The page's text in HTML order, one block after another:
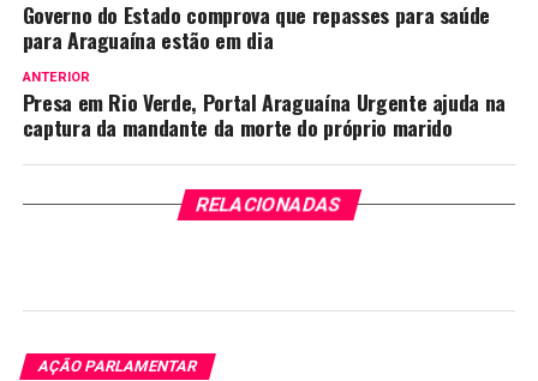
Governo do Estado comprova que repasses para saúde
para Araguaína estão em dia
ANTERIOR
Presa em Rio Verde, Portal Araguaína Urgente ajuda na
captura da mandante da morte do próprio marido
RELACIONADAS
AÇÃO PARLAMENTAR